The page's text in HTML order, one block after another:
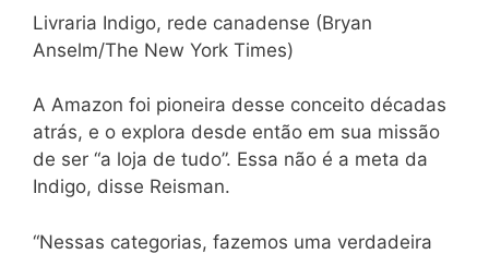
Livraria Indigo, rede canadense (Bryan
Anselm/The New York Times)
A Amazon foi pioneira desse conceito décadas
atrás, e o explora desde então em sua missão
de ser “a loja de tudo”. Essa não é a meta da
Indigo, disse Reisman.
“Nessas categorias, fazemos uma verdadeira